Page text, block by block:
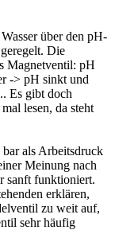
über den pH-
Die
Magnetventil: pH
-> pH sinkt und
Es gibt doch
lesen, da steht
als Arbeitsdruck
Meinung nach
sanft funktioniert.
erklären,
zu weit auf,
sehr häufig